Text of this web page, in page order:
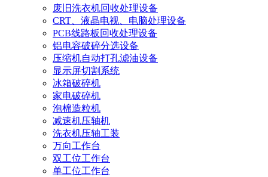
废旧洗衣机回收处理设备
CRT、液晶电视、电脑处理设备
PCB线路板回收处理设备
铝电容破碎分选设备
压缩机自动打孔滤油设备
显示屏切割系统
冰箱破碎机
家电破碎机
泡棉造粒机
减速机压轴机
洗衣机压轴工装
万向工作台
双工位工作台
单工位工作台